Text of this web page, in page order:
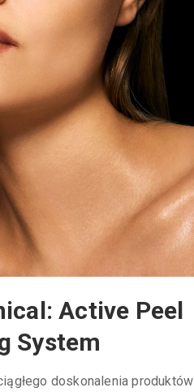
Active Peel
System
doskonalenia produktów